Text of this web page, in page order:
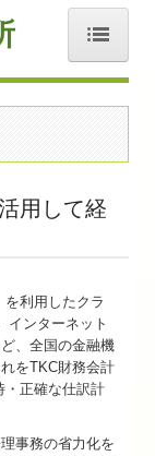
用して経
利用したクラ
インターネット
、全国の金融機
をTKC財務会計
・正確な仕訳計
事務の省力化を